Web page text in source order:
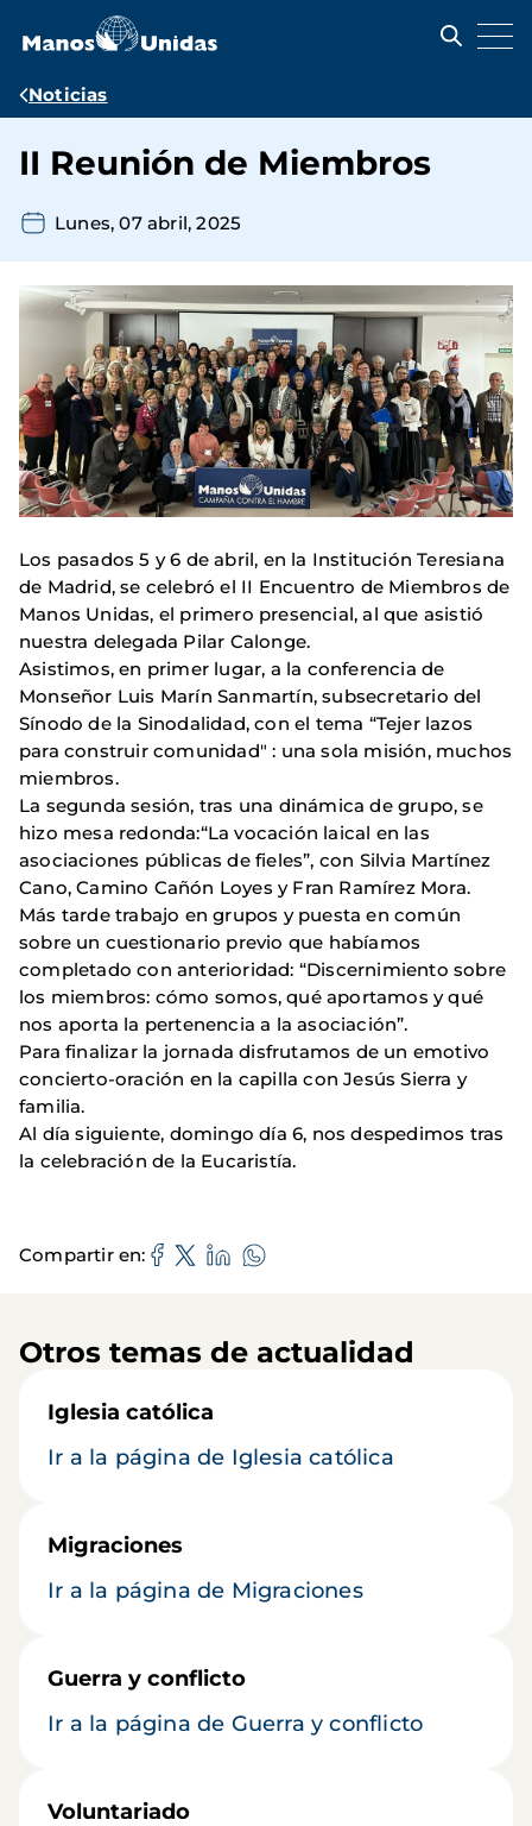
contenido
Ruta
navegación
Noticias
II Reunión de Miembros
Lunes, 07 abril, 2025
Los pasados 5 y 6 de abril, en la Institución Teresiana
de Madrid, se celebró el II Encuentro de Miembros de
Manos Unidas, el primero presencial, al que asistió
nuestra delegada Pilar Calonge.
Asistimos, en primer lugar, a la conferencia de
Monseñor Luis Marín Sanmartín, subsecretario del
Sínodo de la Sinodalidad, con el tema “Tejer lazos
para construir comunidad" : una sola misión, muchos
miembros.
La segunda sesión, tras una dinámica de grupo, se
hizo mesa redonda:“La vocación laical en las
asociaciones públicas de fieles”, con Silvia Martínez
Cano, Camino Cañón Loyes y Fran Ramírez Mora.
Más tarde trabajo en grupos y puesta en común
sobre un cuestionario previo que habíamos
completado con anterioridad: “Discernimiento sobre
los miembros: cómo somos, qué aportamos y qué
nos aporta la pertenencia a la asociación”.
Para finalizar la jornada disfrutamos de un emotivo
concierto-oración en la capilla con Jesús Sierra y
familia.
Al día siguiente, domingo día 6, nos despedimos tras
la celebración de la Eucaristía.
Compartir en
Otros temas de actualidad
Iglesia católica
Ir a la página de Iglesia católica
Migraciones
Ir a la página de Migraciones
Guerra y conflicto
Ir a la página de Guerra y conflicto
Voluntariado